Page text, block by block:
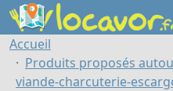
Accueil
Produits proposés
viande-charcuterie-